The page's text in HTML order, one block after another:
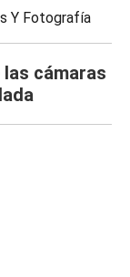
Y Fotografía
cámaras